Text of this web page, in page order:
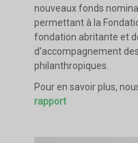
nouveaux fonds
permettant à la
fondation abritante et
d’accompagnement
philanthropiques.
Pour en savoir plus,
rapport